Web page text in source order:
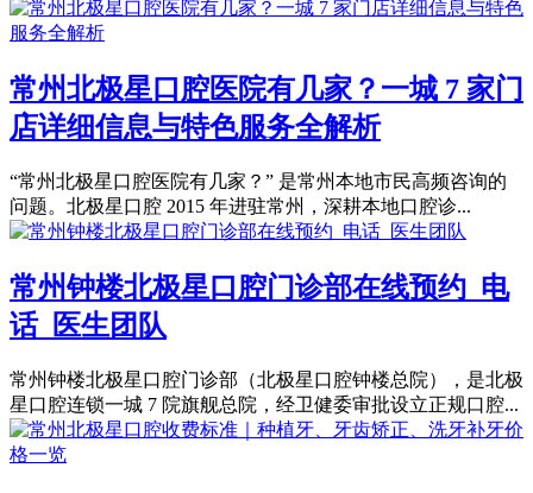
常州北极星口腔医院有几家？一城 7 家门
店详细信息与特色服务全解析
“常州北极星口腔医院有几家？” 是常州本地市民高频咨询的
问题。北极星口腔 2015 年进驻常州，深耕本地口腔诊...
常州钟楼北极星口腔门诊部在线预约_电
话_医生团队
常州钟楼北极星口腔门诊部（北极星口腔钟楼总院），是北极
星口腔连锁一城 7 院旗舰总院，经卫健委审批设立正规口腔...